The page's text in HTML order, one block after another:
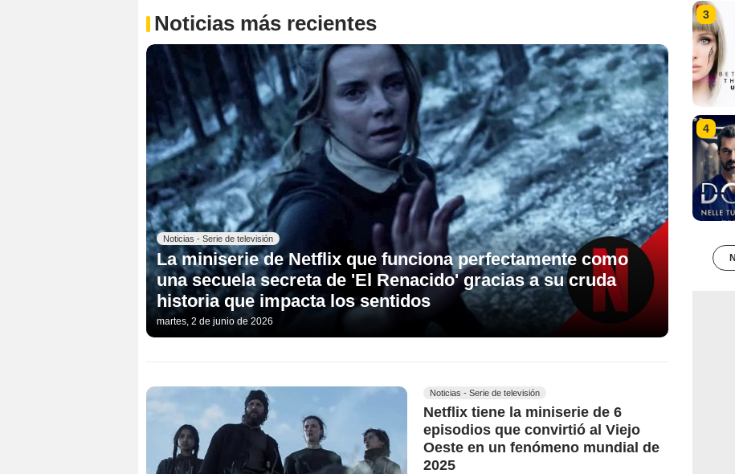
Noticias más recientes
Noticias - Serie de televisión
La miniserie de Netflix que funciona perfectamente como
una secuela secreta de 'El Renacido' gracias a su cruda
historia que impacta los sentidos
martes, 2 de junio de 2026
Noticias - Serie de televisión
Netflix tiene la miniserie de 6
episodios que convirtió al Viejo
Oeste en un fenómeno mundial de
2025
3
4